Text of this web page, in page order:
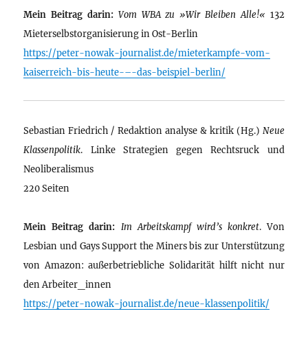
Mein Beitrag darin: Vom WBA zu »Wir Bleiben Alle!« 132
Mieterselbstorganisierung in Ost-Berlin
https://peter-nowak-journalist.de/mieterkampfe-vom-
kaiserreich-bis-heute-–-das-beispiel-berlin/
Sebastian Friedrich / Redaktion analyse & kritik (Hg.) Neue
Klassenpolitik. Linke Strategien gegen Rechtsruck und
Neoliberalismus
220 Seiten
Mein Beitrag darin: Im Arbeitskampf wird’s konkret. Von
Lesbian und Gays Support the Miners bis zur Unterstützung
von Amazon: außerbetriebliche Solidarität hilft nicht nur
den Arbeiter_innen
https://peter-nowak-journalist.de/neue-klassenpolitik/